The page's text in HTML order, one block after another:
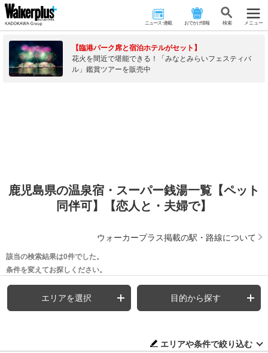
ニュース･連載 おでかけ情報 検 索 メニュー
【臨港パーク席と宿泊ホテルがセット】
花火を間近で堪能できる！「みなとみらいフェスティバ
ル」鑑賞ツアーを販売中
鹿児島県の温泉宿・スーパー銭湯一覧【ペット
同伴可】【恋人と・夫婦で】
ウォーカープラス掲載の駅・路線について
該当の検索結果は0件でした。
条件を変えてお探しください。
エリアを選択 目的から探す
エリアや条件で絞り込む